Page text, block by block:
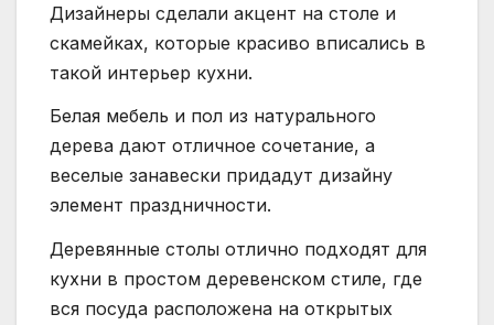
Дизайнеры сделали акцент на столе и
скамейках, которые красиво вписались в
такой интерьер кухни.
Белая мебель и пол из натурального
дерева дают отличное сочетание, а
веселые занавески придадут дизайну
элемент праздничности.
Деревянные столы отлично подходят для
кухни в простом деревенском стиле, где
вся посуда расположена на открытых